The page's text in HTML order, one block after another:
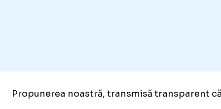
Propunerea noastră, transmisă transparent